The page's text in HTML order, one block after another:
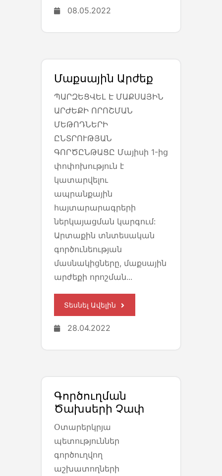
08.05.2022
Մաքսային Արժեք
ՊԱՐԶԵՑՎԵԼ Է ՄԱՔՍԱՅԻՆ
ԱՐԺԵՔԻ ՈՐՈՇՄԱՆ
ՄԵԹՈԴՆԵՐԻ
ԸՆՏՐՈՒԹՅԱՆ
ԳՈՐԾԸՆԹԱՑԸ Մայիսի 1-ից
փոփոխություն է
կատարվելու
ապրանքային
հայտարարագրերի
ներկայացման կարգում:
Արտաքին տնտեսական
գործունեության
մասնակիցները, մաքսային
արժեքի որոշման...
Տեսնել Ավելին
28.04.2022
Գործուղման
Ծախսերի Չափ
Օտարերկրյա
պետություններ
գործուղվող
աշխատողների